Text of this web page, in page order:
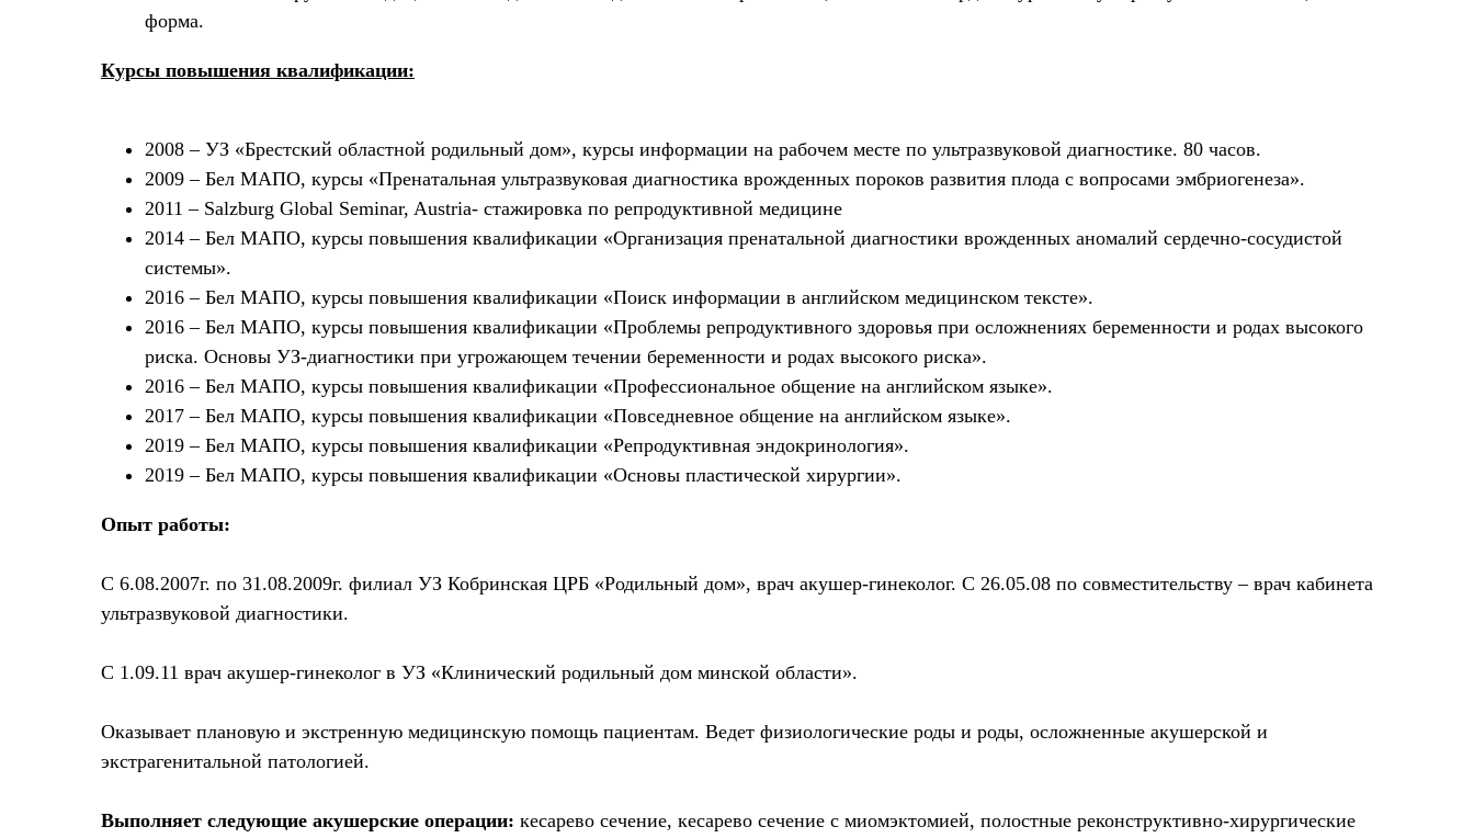
форма.
Курсы повышения квалификации:
2008 – УЗ «Брестский областной родильный дом», курсы информации на рабочем месте по ультразвуковой диагностике. 80 часов.
2009 – Бел МАПО, курсы «Пренатальная ультразвуковая диагностика врожденных пороков развития плода с вопросами эмбриогенеза».
2011 – Salzburg Global Seminar, Austria- стажировка по репродуктивной медицине
2014 – Бел МАПО, курсы повышения квалификации «Организация пренатальной диагностики врожденных аномалий сердечно-сосудистой
системы».
2016 – Бел МАПО, курсы повышения квалификации «Поиск информации в английском медицинском тексте».
2016 – Бел МАПО, курсы повышения квалификации «Проблемы репродуктивного здоровья при осложнениях беременности и родах высокого
риска. Основы УЗ-диагностики при угрожающем течении беременности и родах высокого риска».
2016 – Бел МАПО, курсы повышения квалификации «Профессиональное общение на английском языке».
2017 – Бел МАПО, курсы повышения квалификации «Повседневное общение на английском языке».
2019 – Бел МАПО, курсы повышения квалификации «Репродуктивная эндокринология».
2019 – Бел МАПО, курсы повышения квалификации «Основы пластической хирургии».
Опыт работы:
С 6.08.2007г. по 31.08.2009г. филиал УЗ Кобринская ЦРБ «Родильный дом», врач акушер-гинеколог. С 26.05.08 по совместительству – врач кабинета
ультразвуковой диагностики.
C 1.09.11 врач акушер-гинеколог в УЗ «Клинический родильный дом минской области».
Оказывает плановую и экстренную медицинскую помощь пациентам. Ведет физиологические роды и роды, осложненные акушерской и
экстрагенитальной патологией.
Выполняет следующие акушерские операции: кесарево сечение, кесарево сечение с миомэктомией, полостные реконструктивно-хирургические